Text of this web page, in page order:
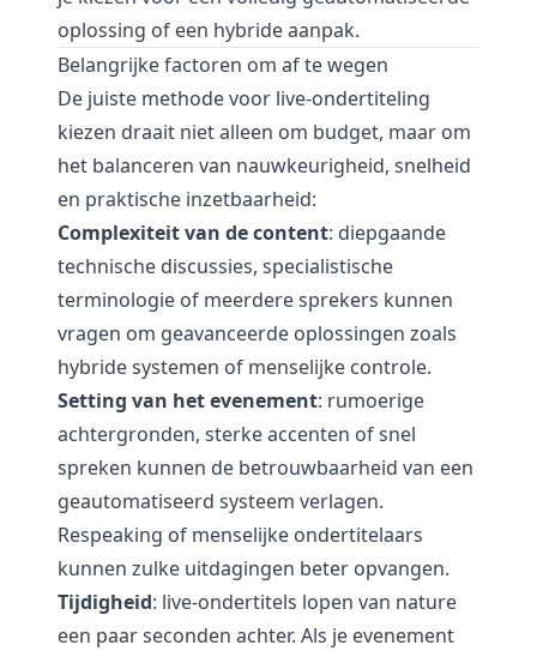
oplossing of een hybride aanpak.
Belangrijke factoren om af te wegen
De juiste methode voor live-ondertiteling
kiezen draait niet alleen om budget, maar om
het balanceren van nauwkeurigheid, snelheid
en praktische inzetbaarheid:
Complexiteit van de content: diepgaande
technische discussies, specialistische
terminologie of meerdere sprekers kunnen
vragen om geavanceerde oplossingen zoals
hybride systemen of menselijke controle.
Setting van het evenement: rumoerige
achtergronden, sterke accenten of snel
spreken kunnen de betrouwbaarheid van een
geautomatiseerd systeem verlagen.
Respeaking of menselijke ondertitelaars
kunnen zulke uitdagingen beter opvangen.
Tijdigheid: live-ondertitels lopen van nature
een paar seconden achter. Als je evenement